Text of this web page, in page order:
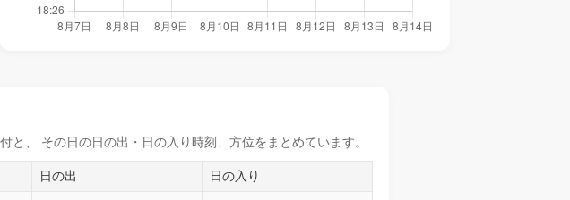
と、 その日の日の出・日の入り時刻 、方位をまとめています。
日の出 日の入り